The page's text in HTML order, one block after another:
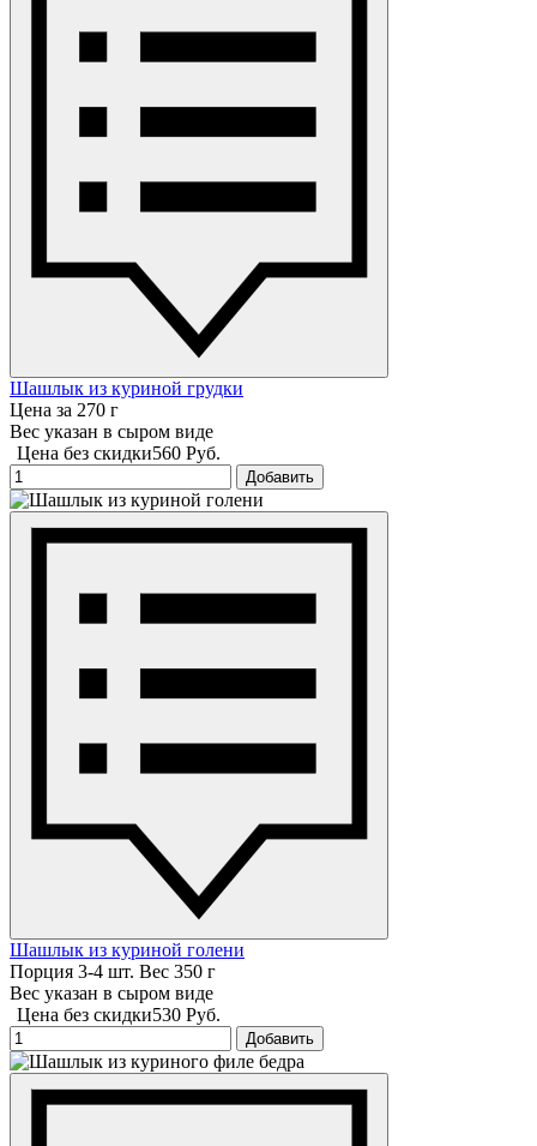
Шашлык из куриной грудки
Цена за 270 г
Вес указан в сыром виде
Цена без скидки560 Руб.
Добавить
Шашлык из куриной голени
Порция 3-4 шт. Вес 350 г
Вес указан в сыром виде
Цена без скидки530 Руб.
Добавить